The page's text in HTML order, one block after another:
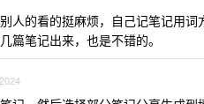
人的看的挺麻烦，自己记笔记用
篇笔记出来，也是不错的。